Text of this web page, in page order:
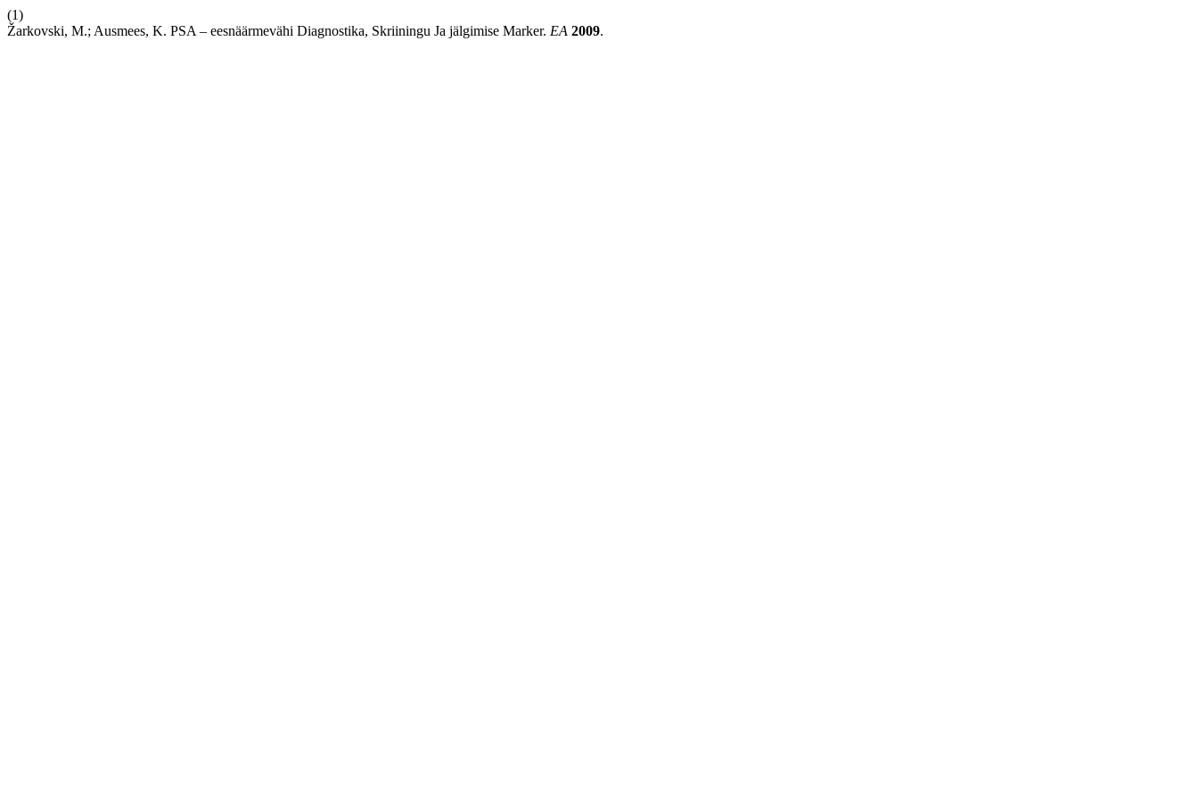
(1)
Žarkovski, M.; Ausmees, K. PSA – eesnäärmevähi Diagnostika, Skriiningu Ja jälgimise Marker. EA 2009.